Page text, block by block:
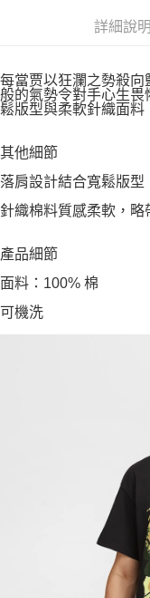
詳細說明
每當贾以狂瀾之勢殺
般的氣勢令對手心生畏
鬆版型與柔軟針織面料
其他細節
落肩設計結合寬鬆版
針織棉料質感柔軟，略
產品細節
面料：100% 棉
可機洗